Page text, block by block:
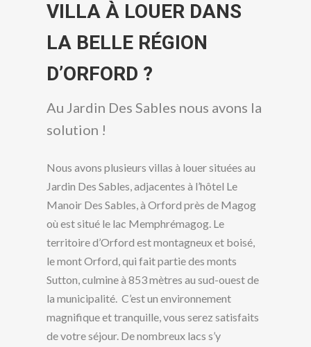
VILLA À LOUER DANS
LA BELLE RÉGION
D’ORFORD ?
Au Jardin Des Sables nous avons la
solution !
Nous avons plusieurs villas à louer situées au
Jardin Des Sables, adjacentes à l’hôtel Le
Manoir Des Sables, à Orford près de Magog
où est situé le lac Memphrémagog. Le
territoire d’Orford est montagneux et boisé,
le mont Orford, qui fait partie des monts
Sutton, culmine à 853 mètres au sud-ouest de
la municipalité. C’est un environnement
magnifique et tranquille, vous serez satisfaits
de votre séjour. De nombreux lacs s’y